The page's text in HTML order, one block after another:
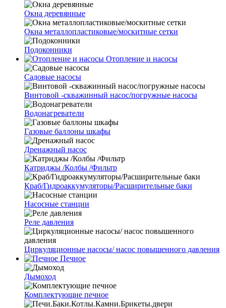
Окна деревянные
Окна металлопластиковые/москитные сетки
Подоконники
Отопление и насосы
Cадовые насосы
Винтовой -скважинный насос/погружные насосы
Водонагреватели
Газовые баллоны шкафы
Дренажный насос
Катриджы /Колбы /Фильтр
Краб/Гидроаккумуляторы/Расширительные баки
Насосные станции
Реле давления
Циркуляционные насосы/ насос повышенного давления
Печное
Дымоход
Комплектующие печное